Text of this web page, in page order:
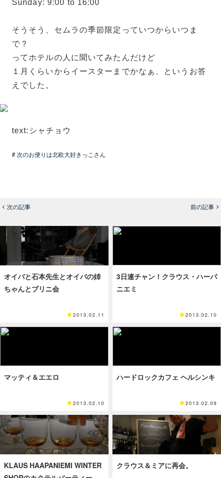
Sunday: 9:00 to 16:00
そうそう、セムラの季節限定っていつからいつま
で？
ってホテルの人に聞いてみたんだけど
１月くらいからイースターまでかなぁ、というお答
えでした。
text:シャチョウ
# 次のお便りは北欧大好きっこさん
次の記事 前の記事
オイバと石本先生とオイバの姉
ちゃんとブリニ会
2013.02.11
3日連チャン！クラウス・ハーパ
ニエミ
2013.02.10
マッティ＆エエロ
2013.02.10
ハードロックカフェ ヘルシンキ
2013.02.09
KLAUS HAAPANIEMI WINTER
クラウス＆ミアに再会。